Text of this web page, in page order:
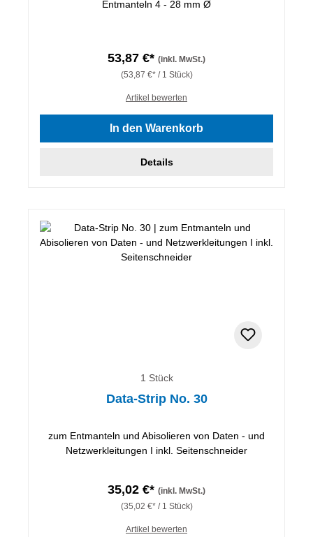
Entmanteln 4 - 28 mm Ø
53,87 €* (inkl. MwSt.)
(53,87 €* / 1 Stück)
Artikel bewerten
In den Warenkorb
Details
1 Stück
Data-Strip No. 30
zum Entmanteln und Abisolieren von Daten - und
Netzwerkleitungen I inkl. Seitenschneider
35,02 €* (inkl. MwSt.)
(35,02 €* / 1 Stück)
Artikel bewerten